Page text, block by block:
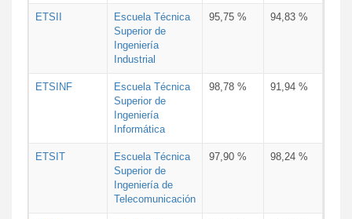
ETSII
Escuela Técnica
Superior de
Ingeniería
Industrial
95,75 % 94,83 %
ETSINF
Escuela Técnica
Superior de
Ingeniería
Informática
98,78 % 91,94 %
ETSIT
Escuela Técnica
Superior de
Ingeniería de
Telecomunicación
97,90 % 98,24 %